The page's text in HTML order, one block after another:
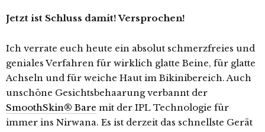
Jetzt ist Schluss damit! Versprochen!
Ich verrate euch heute ein absolut schmerzfreies und
geniales Verfahren für wirklich glatte Beine, für glatte
Achseln und für weiche Haut im Bikinibereich. Auch
unschöne Gesichtsbehaarung verbannt der
SmoothSkin® Bare mit der IPL Technologie für
immer ins Nirwana. Es ist derzeit das schnellste Gerät